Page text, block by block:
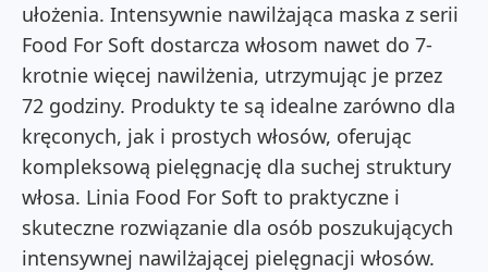
ułożenia. Intensywnie nawilżająca maska z serii
Food For Soft dostarcza włosom nawet do 7-
krotnie więcej nawilżenia, utrzymując je przez
72 godziny. Produkty te są idealne zarówno dla
kręconych, jak i prostych włosów, oferując
kompleksową pielęgnację dla suchej struktury
włosa. Linia Food For Soft to praktyczne i
skuteczne rozwiązanie dla osób poszukujących
intensywnej nawilżającej pielęgnacji włosów.